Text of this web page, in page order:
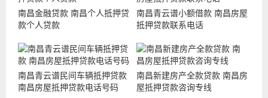
南昌金融贷款 南昌个人抵押贷
款个人贷款
南昌青云谱小额借款 南昌房屋
抵押贷款联系电话
南昌青云谱民间车辆抵押贷款
南昌房屋抵押贷款电话号码
南昌新建房产全款贷款 南昌房
屋抵押贷款咨询专线